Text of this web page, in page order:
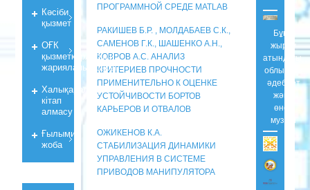
ПРОГРАММНОЙ СРЕДЕ MATLAB
РАКИШЕВ Б.Р. , МОЛДАБАЕВ С.К.,
САМЕНОВ Г.К., ШАШЕНКО А.Н.,
КОВРОВ А.С. АНАЛИЗ
КРИТЕРИЕВ ПРОЧНОСТИ
ПРИМЕНИТЕЛЬНО К ОЦЕНКЕ
УСТОЙЧИВОСТИ БОРТОВ
КАРЬЕРОВ И ОТВАЛОВ
ОЖИКЕНОВ К.А.
СТАБИЛИЗАЦИЯ ДИНАМИКИ
УПРАВЛЕНИЯ В СИСТЕМЕ
ПРИВОДОВ МАНИПУЛЯТОРА
Бұқар
жырау
атындағы
облыстық
әдебиет
және
өнер
музейі
Кәсіби
қызмет
ОҒК
қызметкерлерiнiң
жарияланымдары
Халықаралық
кітап
алмасу
Ғылыми
жоба